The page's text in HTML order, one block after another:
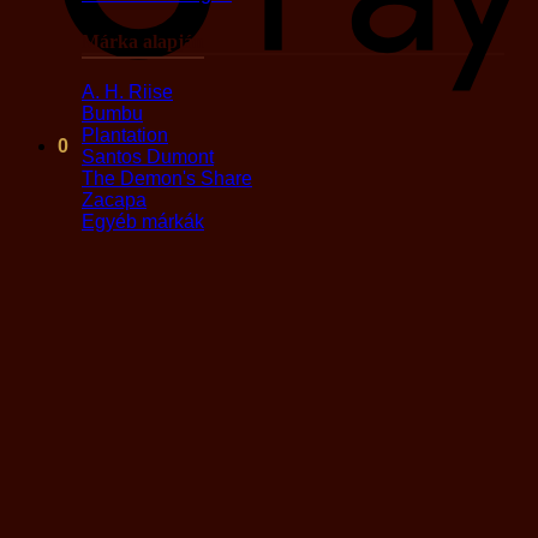
0
Márka alapján
A. H. Riise
Bumbu
Plantation
Santos Dumont
The Demon's Share
Zacapa
Egyéb márkák